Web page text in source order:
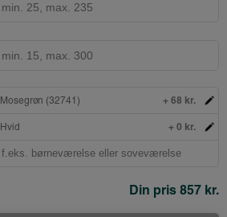
Mosegrøn (32741) + 68 kr.
Hvid + 0 kr.
Din pris 857 kr.